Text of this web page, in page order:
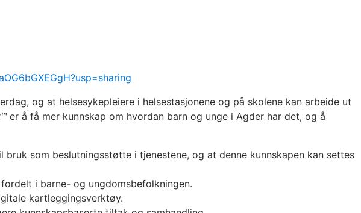
og at helsesykepleiere i helsestasjonene og på skolene kan arbeide ut
er å få mer kunnskap om hvordan barn og unge i Agder har det, og å
som beslutningsstøtte i tjenestene, og at denne kunnskapen kan settes
i barne- og ungdomsbefolkningen.
kartleggingsverktøy.